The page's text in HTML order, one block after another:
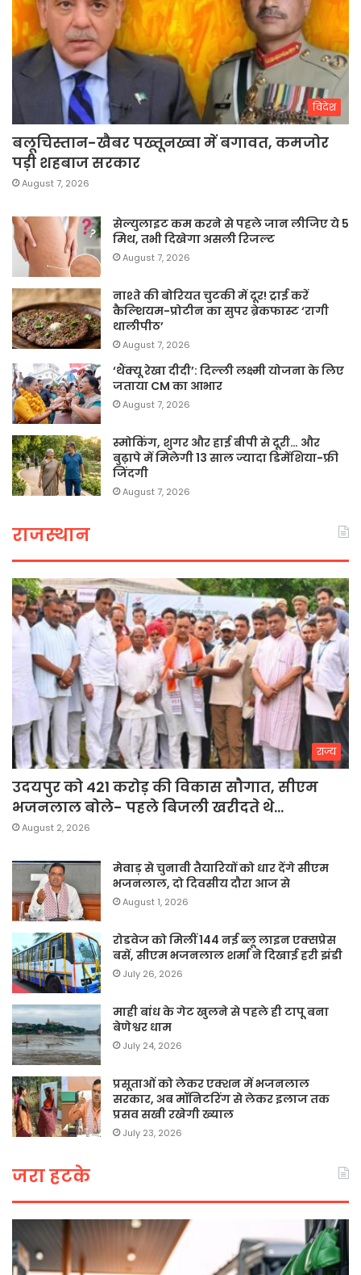
विदेश
बलूचिस्तान-खैबर पख्तूनख्वा में बगावत, कमजोर
पड़ी शहबाज सरकार
August 7, 2026
सेल्युलाइट कम करने से पहले जान लीजिए ये 5
मिथ, तभी दिखेगा असली रिजल्ट
August 7, 2026
नाश्ते की बोरियत चुटकी में दूर! ट्राई करें
कैल्शियम-प्रोटीन का सुपर ब्रेकफास्ट ‘रागी
थालीपीठ’
August 7, 2026
‘थैंक्यू रेखा दीदी’: दिल्ली लक्ष्मी योजना के लिए
जताया CM का आभार
August 7, 2026
स्मोकिंग, शुगर और हाई बीपी से दूरी… और
बुढ़ापे में मिलेगी 13 साल ज्यादा डिमेंशिया-फ्री
जिंदगी
August 7, 2026
राजस्थान
राज्य
उदयपुर को 421 करोड़ की विकास सौगात, सीएम
भजनलाल बोले- पहले बिजली खरीदते थे…
August 2, 2026
मेवाड़ से चुनावी तैयारियों को धार देंगे सीएम
भजनलाल, दो दिवसीय दौरा आज से
August 1, 2026
रोडवेज को मिलीं 144 नई ब्लू लाइन एक्सप्रेस
बसें, सीएम भजनलाल शर्मा ने दिखाई हरी झंडी
July 26, 2026
माही बांध के गेट खुलने से पहले ही टापू बना
बेणेश्वर धाम
July 24, 2026
प्रसूताओं को लेकर एक्शन में भजनलाल
सरकार, अब मॉनिटरिंग से लेकर इलाज तक
प्रसव सखी रखेगी ख्याल
July 23, 2026
जरा हटके